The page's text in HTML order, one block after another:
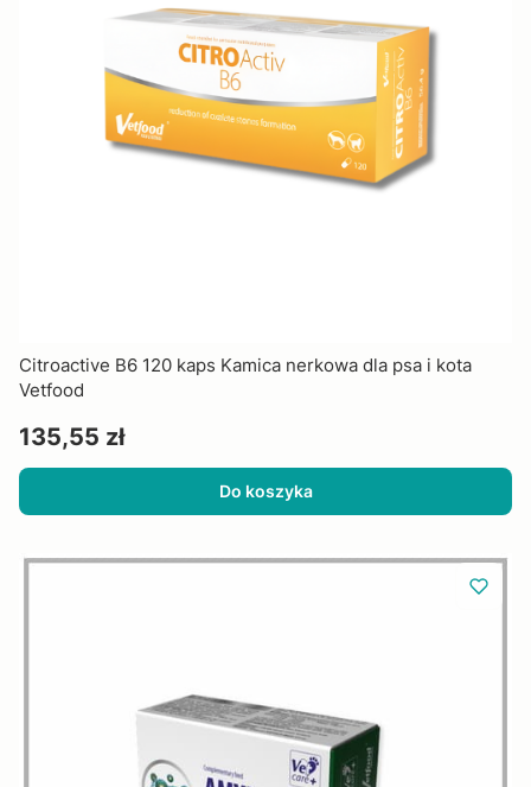
Citroactive B6 120 kaps Kamica nerkowa dla psa i kota
Vetfood
Cena
135,55 zł
Do koszyka